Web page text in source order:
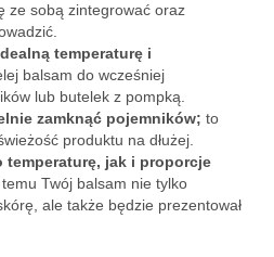
ze sobą zintegrować oraz
temperaturę i
balsam do wcześniej
lub butelek z pompką.
zamknąć pojemników; to
produktu na dłużej.
temperaturę, jak i proporcje
Twój balsam nie tylko
ale także będzie prezentował